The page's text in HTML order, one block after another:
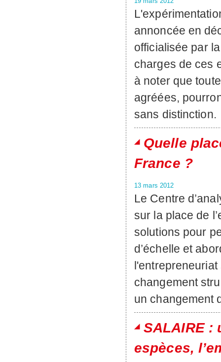
annoncée en
officialisée par
charges de ces
à noter que
agréées,
sans distinction.
Quelle
France ?
13 mars 2012
Le Centre
sur la place de
solutions pour
d’échelle et
l'entrepreneuriat
changement
un changement
SALAIRE :
espèces,